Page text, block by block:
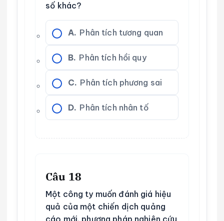
số khác?
A. Phân tích tương quan
B. Phân tích hồi quy
C. Phân tích phương sai
D. Phân tích nhân tố
Câu 18
Một công ty muốn đánh giá hiệu
quả của một chiến dịch quảng